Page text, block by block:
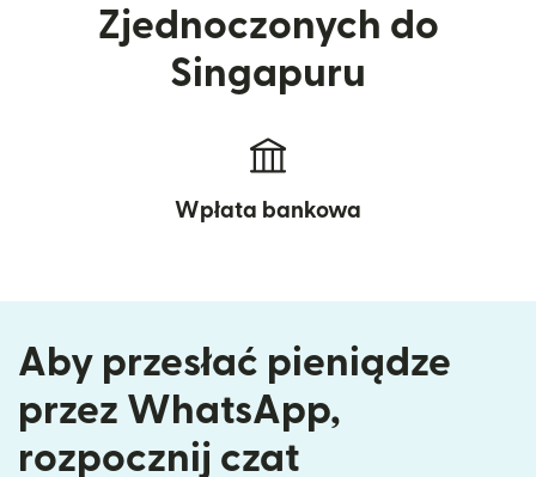
Zjednoczonych do
Singapuru
Wpłata bankowa
Aby przesłać pieniądze
przez WhatsApp,
rozpocznij czat